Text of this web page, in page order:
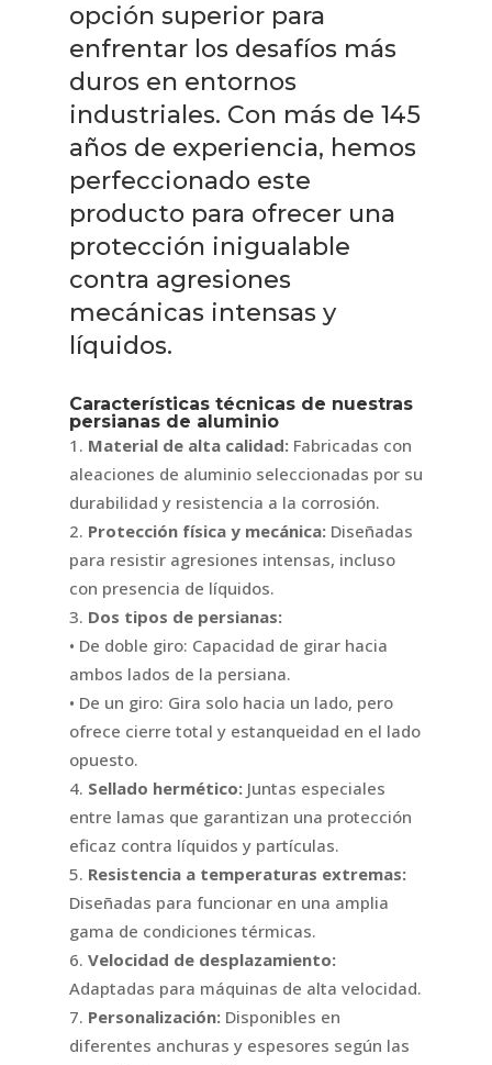
opción superior para
enfrentar los desafíos más
duros en entornos
industriales. Con más de 145
años de experiencia, hemos
perfeccionado este
producto para ofrecer una
protección inigualable
contra agresiones
mecánicas intensas y
líquidos.
Características técnicas de nuestras
persianas de aluminio
Material de alta calidad:Fabricadas con
aleaciones de aluminio seleccionadas por su
durabilidad y resistencia a la corrosión.
Protección física y mecánica:Diseñadas
para resistir agresiones intensas, incluso
con presencia de líquidos.
Dos tipos de persianas:
• De doble giro: Capacidad de girar hacia
ambos lados de la persiana.
• De un giro: Gira solo hacia un lado, pero
ofrece cierre total y estanqueidad en el lado
opuesto.
Sellado hermético:Juntas especiales
entre lamas que garantizan una protección
eficaz contra líquidos y partículas.
Resistencia a temperaturas extremas:
Diseñadas para funcionar en una amplia
gama de condiciones térmicas.
Velocidad de desplazamiento:
Adaptadas para máquinas de alta velocidad.
Personalización:Disponibles en
diferentes anchuras y espesores según las